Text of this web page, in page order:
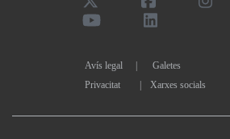
Avís legal
Galetes
Privacitat
| Xarxes socials